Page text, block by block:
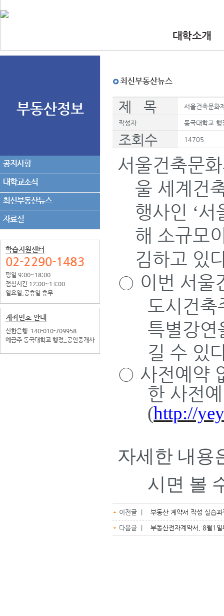
대학소개
•인사말
부동산정보
공지사항
대학교소식
최신부동산뉴스
자료실
학습지원센터
02-2290-1483
평일 9:00~18:00
점심시간 12:00~13:00
일요일.공휴일 휴무
계좌번호 안내
신한은행 140-010-709958
예금주 동국대학교 행정_공인중개사
최신부동산뉴스
제 목 서울건축문화
작성자 동국대학교 행
조회수 14705
서울건축문
울 세계건
행사인 ‘서
해 소규모
김하고 있
○ 이번 서울
도시건축
특별강연
길 수 있
○ 사전예약
한 사전
(http://
자세한 내
시면 볼
이전글 | 부동산 계약서 작성 실습과
다음글 | 부동산전자계약서, 8월1